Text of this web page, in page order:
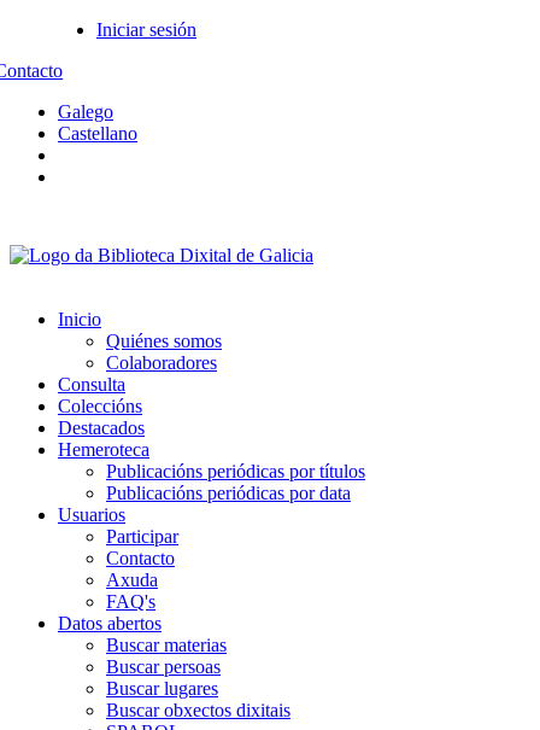
Iniciar sesión
Galego
Castellano
Inicio
Quiénes somos
Colaboradores
Consulta
Coleccións
Destacados
Hemeroteca
Publicacións periódicas por títulos
Publicacións periódicas por data
Usuarios
Participar
Contacto
Axuda
FAQ's
Datos abertos
Buscar materias
Buscar persoas
Buscar lugares
Buscar obxectos dixitais